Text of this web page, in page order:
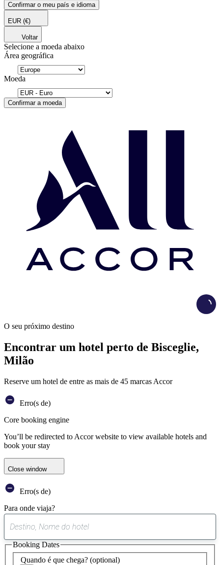
Confirmar o meu país e idioma
EUR (€)
Voltar
Selecione a moeda abaixo
Área geográfica
Moeda
Confirmar a moeda
O seu próximo destino
Encontrar um hotel perto de Bisceglie,
Milão
Reserve um hotel de entre as mais de 45 marcas Accor
Erro(s de)
Core booking engine
You’ll be redirected to Accor website to view available hotels and
book your stay
Close window
Erro(s de)
Para onde viaja?
sugestão
encontrada
Quando é que chega? (optional)
Booking Dates